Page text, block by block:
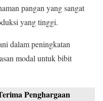
pangan yang sangat
yang tinggi.
dalam peningkatan
modal untuk bibit
Penghargaan